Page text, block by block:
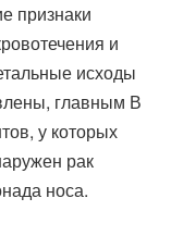
признаки
и
исходы
главным В
у которых
рак
носа.